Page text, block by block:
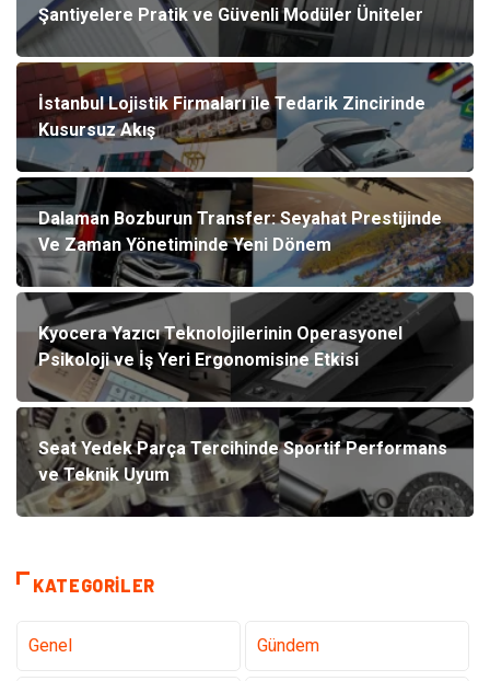
Şantiyelere Pratik ve Güvenli Modüler Üniteler
İstanbul Lojistik Firmaları ile Tedarik Zincirinde
Kusursuz Akış
Dalaman Bozburun Transfer: Seyahat Prestijinde
Ve Zaman Yönetiminde Yeni Dönem
Kyocera Yazıcı Teknolojilerinin Operasyonel
Psikoloji ve İş Yeri Ergonomisine Etkisi
Seat Yedek Parça Tercihinde Sportif Performans
ve Teknik Uyum
KATEGORILER
Genel Gündem